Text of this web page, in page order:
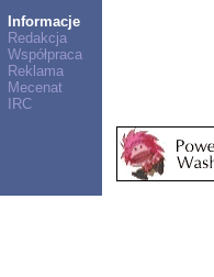
Informacje
Redakcja
Współpraca
Reklama
Mecenat
IRC